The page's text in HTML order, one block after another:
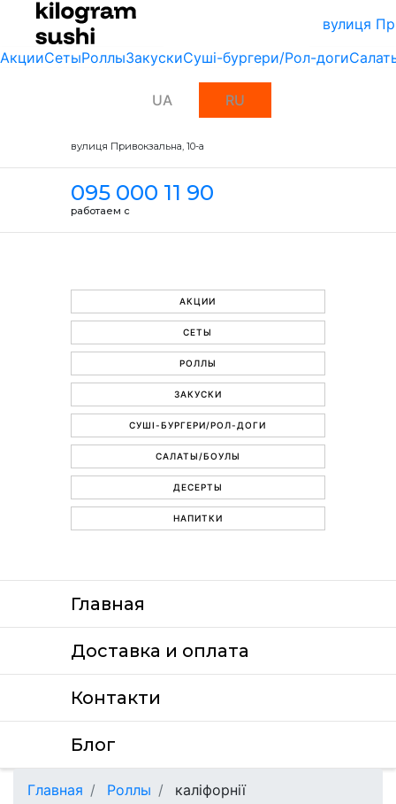
вулиця
АкцииСетыРоллыЗакускиСуші-бургери/Рол-доги
UA RU
вулиця Привокзальна, 10-a
095 000 11 90
работаем с
АКЦИИ
СЕТЫ
РОЛЛЫ
ЗАКУСКИ
СУШІ-БУРГЕРИ/РОЛ-ДОГИ
САЛАТЫ/БОУЛЫ
ДЕСЕРТЫ
НАПИТКИ
Главная
Доставка и оплата
Контакти
Блог
Главная Роллы каліфорнії